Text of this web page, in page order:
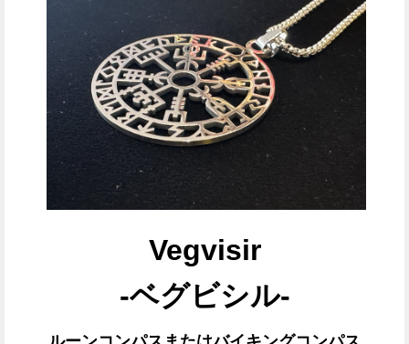
Vegvisir
-ベグビシル-